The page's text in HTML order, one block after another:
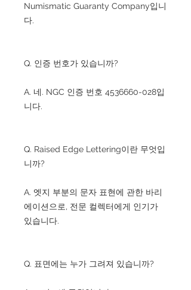
Numismatic Guaranty Company입니
다.
Q. 인증 번호가 있습니까?
A. 네. NGC 인증 번호 4536660-028입
니다.
Q. Raised Edge Lettering이란 무엇입
니까?
A. 엣지 부분의 문자 표현에 관한 바리
에이션으로, 전문 컬렉터에게 인기가
있습니다.
Q. 표면에는 누가 그려져 있습니까?